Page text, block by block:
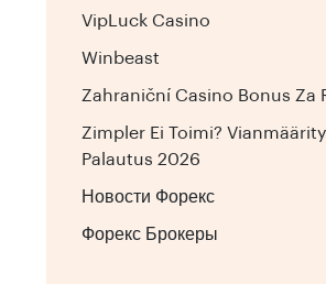
VipLuck Casino
Winbeast
Zahraniční Casino Bonus Za
Zimpler Ei Toimi?
Palautus 2026
Новости Форекс
Форекс Брокеры